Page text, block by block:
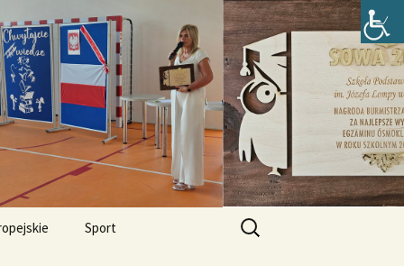
Lompy w
Sport
Szukaj: